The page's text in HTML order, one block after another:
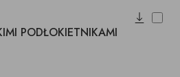
PODŁOKIETNIKAMI